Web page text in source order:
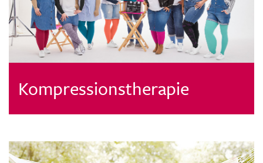
Kompressionstherapie